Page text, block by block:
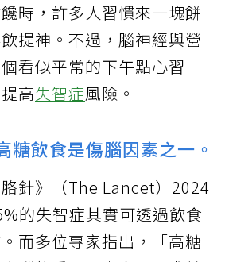
時，許多人習慣來一塊餅
提神。不過，腦神經與營
看似平常的下午點心習
高失智症風險。
糖飲食是傷腦因素之一。
針》（The Lancet）2024
的失智症其實可透過飲食
而多位專家指出，「高糖